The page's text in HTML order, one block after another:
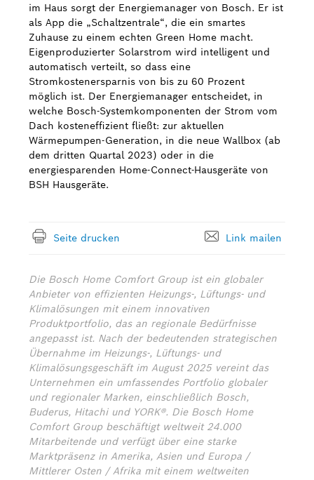
im Haus sorgt der Energiemanager von Bosch. Er ist
als App die „Schaltzentrale“, die ein smartes
Zuhause zu einem echten Green Home macht.
Eigenproduzierter Solarstrom wird intelligent und
automatisch verteilt, so dass eine
Stromkostenersparnis von bis zu 60 Prozent
möglich ist. Der Energiemanager entscheidet, in
welche Bosch-Systemkomponenten der Strom vom
Dach kosteneffizient fließt: zur aktuellen
Wärmepumpen-Generation, in die neue Wallbox (ab
dem dritten Quartal 2023) oder in die
energiesparenden Home-Connect-Hausgeräte von
BSH Hausgeräte.
Seite drucken Link mailen
Die Bosch Home Comfort Group ist ein globaler
Anbieter von effizienten Heizungs-, Lüftungs- und
Klimalösungen mit einem innovativen
Produktportfolio, das an regionale Bedürfnisse
angepasst ist. Nach der bedeutenden strategischen
Übernahme im Heizungs-, Lüftungs- und
Klimalösungsgeschäft im August 2025 vereint das
Unternehmen ein umfassendes Portfolio globaler
und regionaler Marken, einschließlich Bosch,
Buderus, Hitachi und YORK®. Die Bosch Home
Comfort Group beschäftigt weltweit 24.000
Mitarbeitende und verfügt über eine starke
Marktpräsenz in Amerika, Asien und Europa /
Mittlerer Osten / Afrika mit einem weltweiten